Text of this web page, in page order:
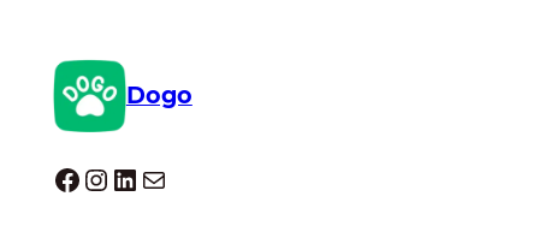
Dogo
Dogo facebook InstagramLinkedIn E-mail